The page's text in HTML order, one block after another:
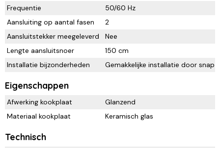
Frequentie
50/60 Hz
Aansluiting op aantal fasen
2
Aansluitstekker meegeleverd
Nee
Lengte aansluitsnoer
150 cm
Installatie bijzonderheden
Gemakkelijke installatie door
Eigenschappen
Afwerking kookplaat
Glanzend
Materiaal kookplaat
Keramisch glas
Technisch